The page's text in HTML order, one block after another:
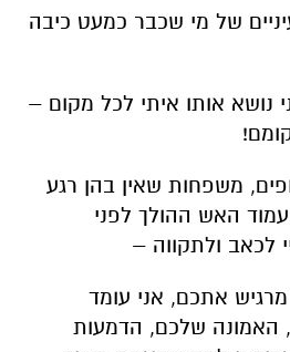
של מי שכבר כמעט כיבה
נושא אותו איתי לכל מקום –
משפחות שאין בהן רגע
האש ההולך לפני
לכאב ולתקווה –
אתכם, אני עומד
האמונה שלכם, הדמעות